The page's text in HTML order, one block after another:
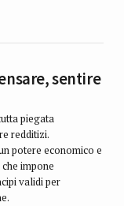
sentire
piegata
redditizi.
potere economico e
impone
validi per